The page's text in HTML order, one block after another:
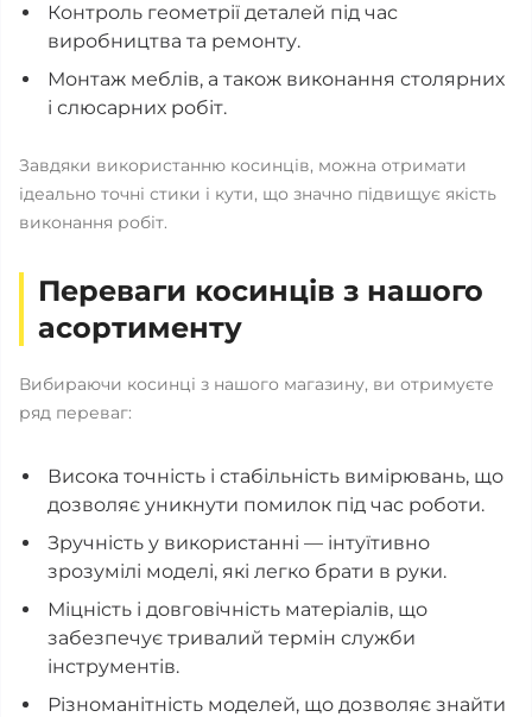
Контроль геометрії деталей під час
виробництва та ремонту.
Монтаж меблів, а також виконання столярних
і слюсарних робіт.
Завдяки використанню косинців, можна отримати
ідеально точні стики і кути, що значно підвищує якість
виконання робіт.
Переваги косинців з нашого
асортименту
Вибираючи косинці з нашого магазину, ви отримуєте
ряд переваг:
Висока точність і стабільність вимірювань, що
дозволяє уникнути помилок під час роботи.
Зручність у використанні — інтуїтивно
зрозумілі моделі, які легко брати в руки.
Міцність і довговічність матеріалів, що
забезпечує тривалий термін служби
інструментів.
Різноманітність моделей, що дозволяє знайти